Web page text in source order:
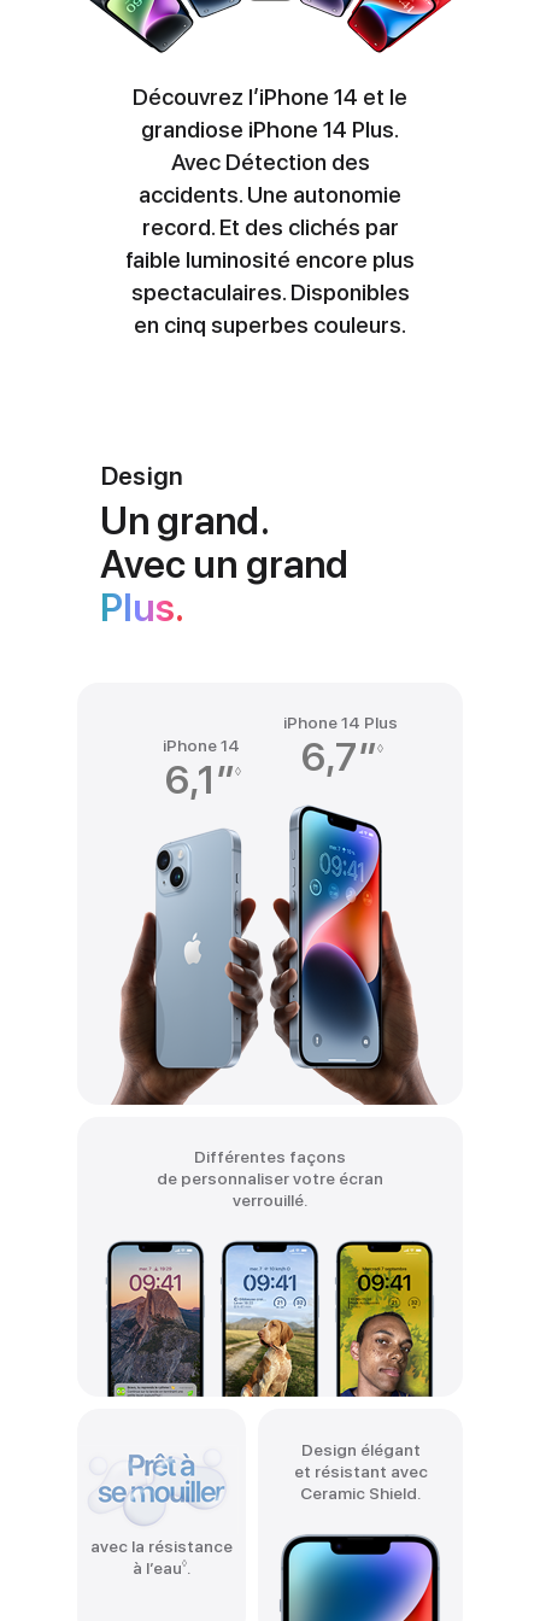
Découvrez l’iPhone 14 et le
grandiose iPhone 14 Plus.
Avec Détection des
accidents. Une autonomie
record. Et des clichés par
faible luminosité encore plus
spectaculaires. Disponibles
en cinq superbes couleurs.
Design
Un grand.
Avec un grand
Plus.
iPhone 14
6,1″◊Renvoi
aux
mentions
légales
iPhone 14 Plus
6,7″◊Renvoi
Différentes façons
de personnaliser votre écran
verrouillé.
avec la résistance
à l’eau◊
Design élégant
et résistant avec
Ceramic Shield.